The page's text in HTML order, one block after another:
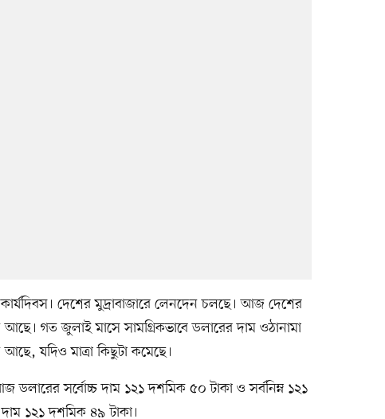
দেশের মুদ্রাবাজারে লেনদেন চলছে। আজ দেশের
আছে। গত জুলাই মাসে সামগ্রিকভাবে ডলারের দাম ওঠানামা
যদিও মাত্রা কিছুটা কমেছে।
ডলারের সর্বোচ্চ দাম ১২১ দশমিক ৫০ টাকা ও সর্বনিম্ন ১২১
১২১ দশমিক ৪৯ টাকা।